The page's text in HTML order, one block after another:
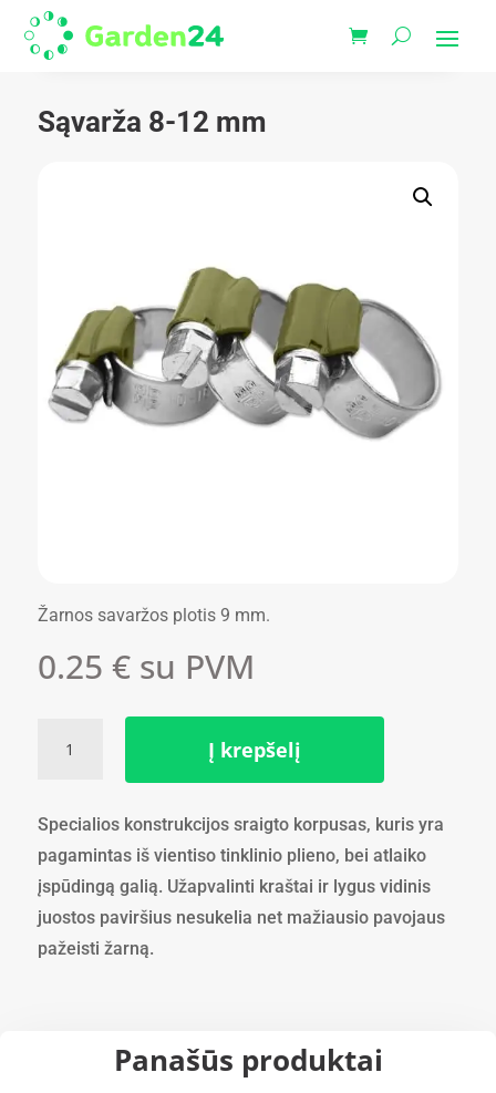
Sąvarža 8-12 mm
Žarnos savaržos plotis 9 mm.
0.25 € su PVM
kiekis:
12
mm
Į krepšelį
Specialios konstrukcijos sraigto korpusas, kuris yra
pagamintas iš vientiso tinklinio plieno, bei atlaiko
įspūdingą galią. Užapvalinti kraštai ir lygus vidinis
juostos paviršius nesukelia net mažiausio pavojaus
pažeisti žarną.
Panašūs produktai